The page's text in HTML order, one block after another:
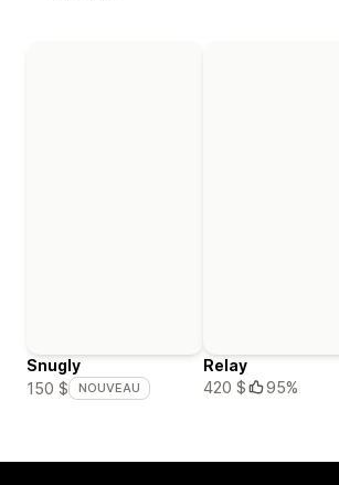
Snugly
150 $
NOUVEAU
Relay
420 $
95%